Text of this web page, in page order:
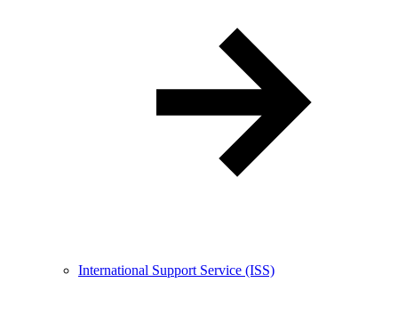
International Support Service (ISS)